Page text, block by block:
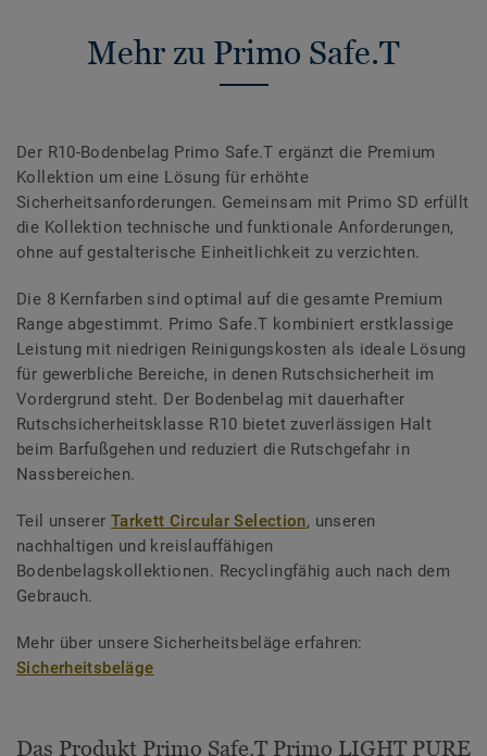
Mehr zu Primo Safe.T
Der R10-Bodenbelag Primo Safe.T ergänzt die Premium
Kollektion um eine Lösung für erhöhte
Sicherheitsanforderungen. Gemeinsam mit Primo SD erfüllt
die Kollektion technische und funktionale Anforderungen,
ohne auf gestalterische Einheitlichkeit zu verzichten.
Die 8 Kernfarben sind optimal auf die gesamte Premium
Range abgestimmt. Primo Safe.T kombiniert erstklassige
Leistung mit niedrigen Reinigungskosten als ideale Lösung
für gewerbliche Bereiche, in denen Rutschsicherheit im
Vordergrund steht. Der Bodenbelag mit dauerhafter
Rutschsicherheitsklasse R10 bietet zuverlässigen Halt
beim Barfußgehen und reduziert die Rutschgefahr in
Nassbereichen.
Teil unserer Tarkett Circular Selection, unseren
nachhaltigen und kreislauffähigen
Bodenbelagskollektionen. Recyclingfähig auch nach dem
Gebrauch.
Mehr über unsere Sicherheitsbeläge erfahren:
Sicherheitsbeläge
Das Produkt Primo Safe.T Primo LIGHT PURE